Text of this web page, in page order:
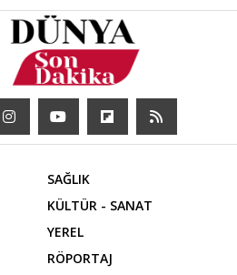
SAĞLIK
KÜLTÜR - SANAT
YEREL
RÖPORTAJ